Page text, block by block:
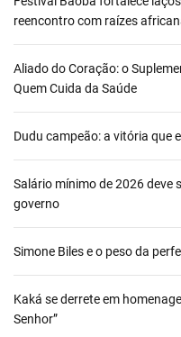
reencontro com raízes
Aliado do Coração: o
Quem Cuida da Saúde
Dudu campeão: a vitória que
Salário mínimo de 2026 deve
governo
Simone Biles e o peso da
Kaká se derrete em
Senhor”